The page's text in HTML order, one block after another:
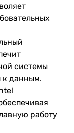
системы
к данным.
работу